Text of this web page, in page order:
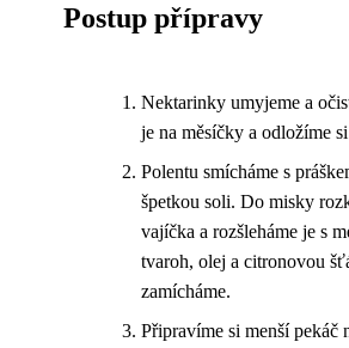
Postup přípravy
Nektarinky umyjeme a
je na měsíčky a odložíme
Polentu smícháme s
špetkou soli. Do misky
vajíčka a rozšleháme je s
tvaroh, olej a citronovou
zamícháme.
Připravíme si menší pekáč